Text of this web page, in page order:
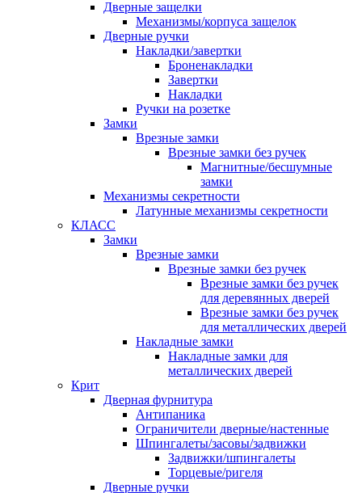
Дверные защелки
Механизмы/корпуса защелок
Дверные ручки
Накладки/завертки
Броненакладки
Завертки
Накладки
Ручки на розетке
Замки
Врезные замки
Врезные замки без ручек
Магнитные/бесшумные
замки
Механизмы секретности
Латунные механизмы секретности
КЛАСС
Замки
Врезные замки
Врезные замки без ручек
Врезные замки без ручек
для деревянных дверей
Врезные замки без ручек
для металлических дверей
Накладные замки
Накладные замки для
металлических дверей
Крит
Дверная фурнитура
Антипаника
Ограничители дверные/настенные
Шпингалеты/засовы/задвижки
Задвижки/шпингалеты
Торцевые/ригеля
Дверные ручки